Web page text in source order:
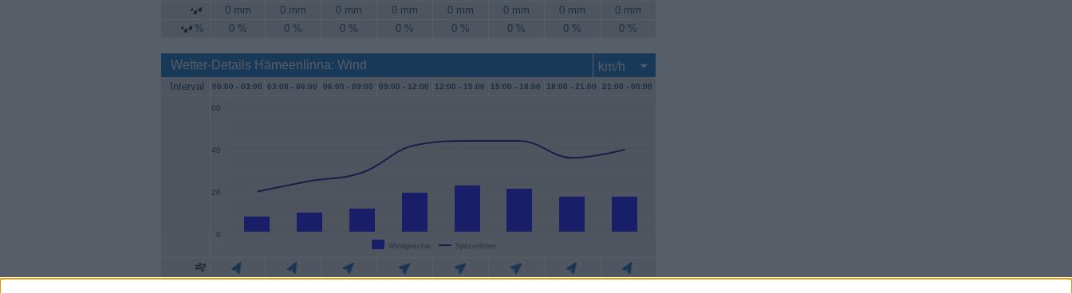
0 mm 0 mm 0 mm 0 mm 0 mm 0 mm 0 mm
0 mm
%
0 % 0 % 0 % 0 % 0 % 0 % 0 % 0 %
Wetter-Details Hämeenlinna: Wind
Interval 00:00 - 03:00 03:00 - 06:00 06:00 - 09:00 09:00 - 12:00 12:00 - 15:00 15:00 - 18:00 18:00 - 21:00 21:00 - 00:00
Windgeschw. Spitzenböen
0
20
40
60